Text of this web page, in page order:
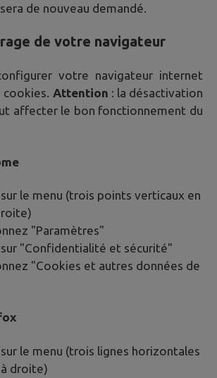
de nouveau demandé.
de votre navigateur
votre navigateur internet
Attention : la désactivation
affecter le bon fonctionnement du
le menu (trois points verticaux en
"Paramètres"
sur "Confidentialité et sécurité"
"Cookies et autres données de
le menu (trois lignes horizontales
droite)